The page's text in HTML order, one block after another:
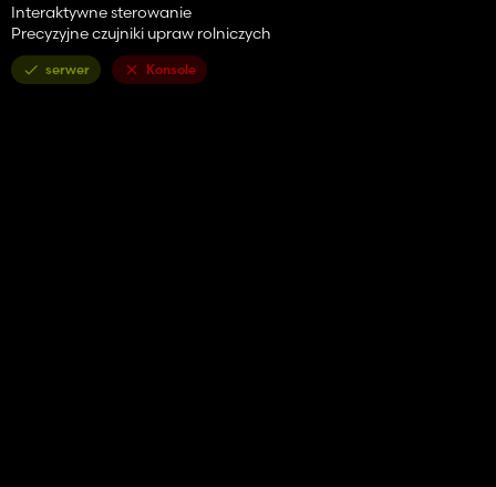
Interaktywne sterowanie
Precyzyjne czujniki upraw rolniczych
serwer Konsole